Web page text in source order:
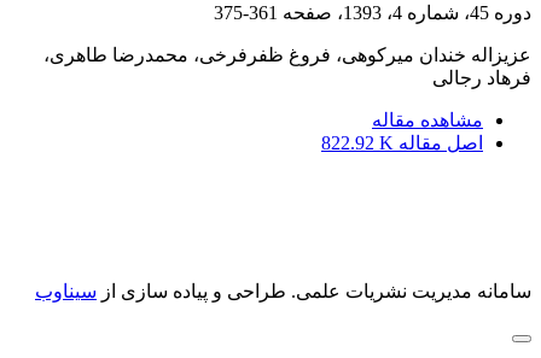
دوره 45، شماره 4، 1393، صفحه 361-375
عزیزاله خندان میرکوهی، فروغ ظفرفرخی، محمدرضا طاهری،
فرهاد رجالی
مشاهده مقاله
اصل مقاله 822.92 K
سامانه مدیریت نشریات علمی. طراحی و پیاده سازی از سیناوب